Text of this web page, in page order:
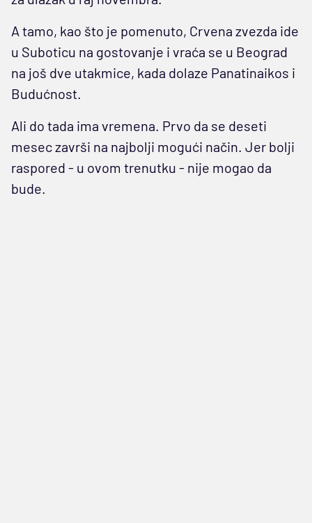
A tamo, kao što je pomenuto, Crvena zvezda ide
u Suboticu na gostovanje i vraća se u Beograd
na još dve utakmice, kada dolaze Panatinaikos i
Budućnost.
Ali do tada ima vremena. Prvo da se deseti
mesec završi na najbolji mogući način. Jer bolji
raspored - u ovom trenutku - nije mogao da
bude.